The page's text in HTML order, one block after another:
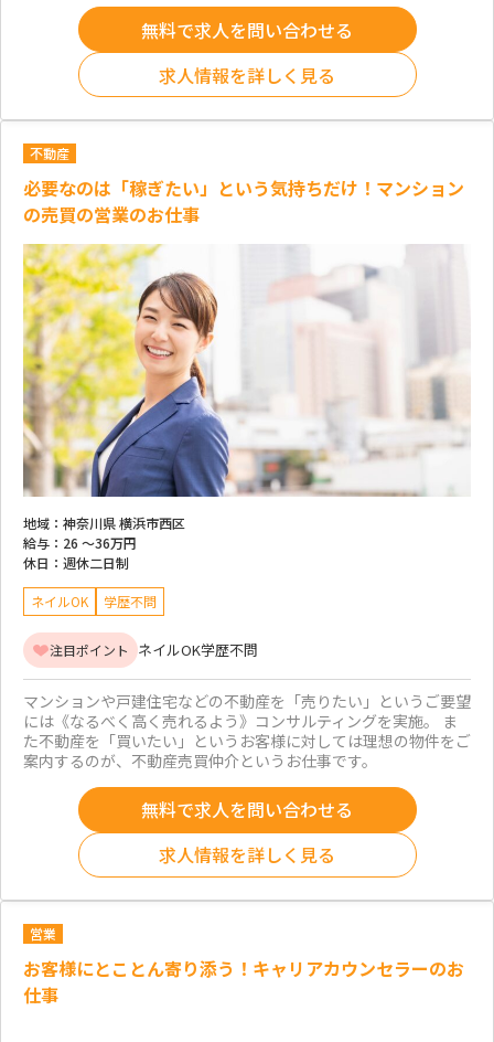
無料で求人を問い合わせる
求人情報を詳しく見る
不動産
必要なのは「稼ぎたい」という気持ちだけ！マンション
の売買の営業のお仕事
地域： 神奈川県 横浜市西区
給与： 26 ～36万円
休日： 週休二日制
ネイルOK 学歴不問
注目ポイント ネイルOK学歴不問
マンションや戸建住宅などの不動産を「売りたい」というご要望
には《なるべく高く売れるよう》コンサルティングを実施。 ま
た不動産を「買いたい」というお客様に対しては理想の物件をご
案内するのが、不動産売買仲介というお仕事です。
無料で求人を問い合わせる
求人情報を詳しく見る
営業
お客様にとことん寄り添う！キャリアカウンセラーのお
仕事